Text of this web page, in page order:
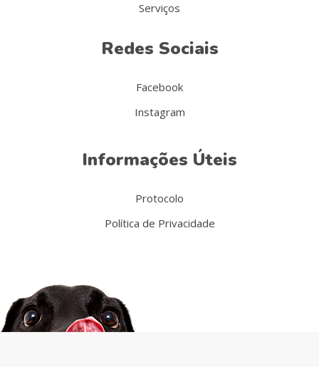
Serviços
Redes Sociais
Facebook
Instagram
Informações Úteis
Protocolo
Política de Privacidade